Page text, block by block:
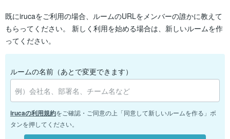
既にirucaをご利用の場合、ルームのURLをメンバーの誰かに教えて
もらってください。
新しく利用を始める場合は、新しいルームを作
ってください。
ルームの名前（あとで変更できます）
irucaの利用規約をご確認・ご同意の上「同意して新しいルームを作る」ボ
タンを押してください。